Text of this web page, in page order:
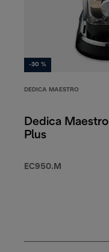
-30 %
DEDICA MAESTRO
Dedica Maestro
Plus
EC950.M